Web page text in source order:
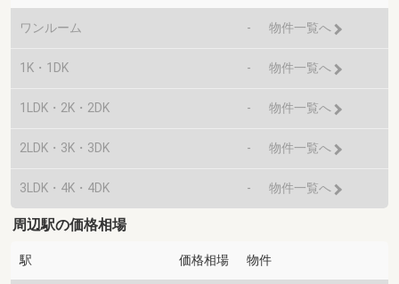
ワンルーム - 物件一覧へ
1K・1DK - 物件一覧へ
1LDK・2K・2DK - 物件一覧へ
2LDK・3K・3DK - 物件一覧へ
3LDK・4K・4DK - 物件一覧へ
周辺駅の価格相場
駅 価格相場 物件